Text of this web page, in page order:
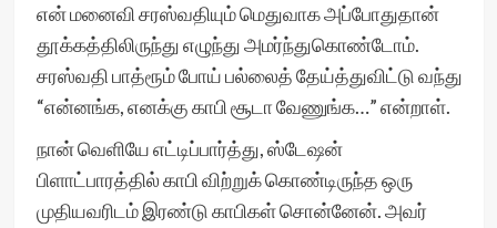
என் மனைவி சரஸ்வதியும் மெதுவாக அப்போதுதான்
தூக்கத்திலிருந்து எழுந்து அமர்ந்துகொண்டோம்.
சரஸ்வதி பாத்ரூம் போய் பல்லைத் தேய்த்துவிட்டு வந்து
“என்னங்க, எனக்கு காபி சூடா வேணுங்க…” என்றாள்.
நான் வெளியே எட்டிப்பார்த்து, ஸ்டேஷன்
பிளாட்பாரத்தில் காபி விற்றுக் கொண்டிருந்த ஒரு
முதியவரிடம் இரண்டு காபிகள் சொன்னேன். அவர்